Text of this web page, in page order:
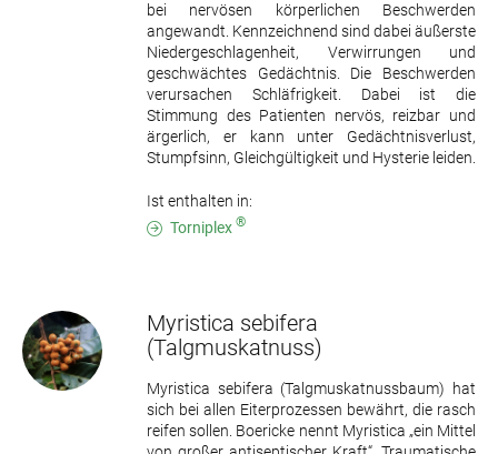
bei nervösen körperlichen Beschwerden
angewandt. Kennzeichnend sind dabei äußerste
Niedergeschlagenheit, Verwirrungen und
geschwächtes Gedächtnis. Die Beschwerden
verursachen Schläfrigkeit. Dabei ist die
Stimmung des Patienten nervös, reizbar und
ärgerlich, er kann unter Gedächtnisverlust,
Stumpfsinn, Gleichgültigkeit und Hysterie leiden.
Ist enthalten in:
Torniplex ®
Myristica sebifera
(Talgmuskatnuss)
Myristica sebifera (Talgmuskatnussbaum) hat
sich bei allen Eiterprozessen bewährt, die rasch
reifen sollen. Boericke nennt Myristica „ein Mittel